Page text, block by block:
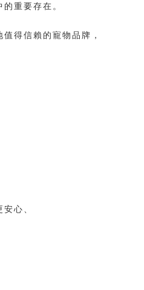
重要存在。
得信賴的寵物品牌，
心、